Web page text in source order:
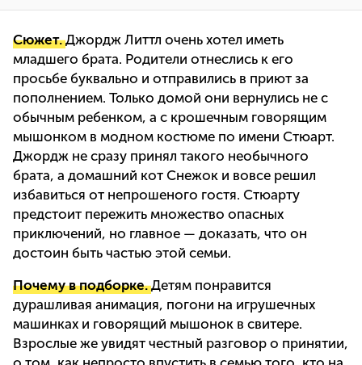
Сюжет.Джордж Литтл очень хотел иметь
младшего брата. Родители отнеслись к его
просьбе буквально и отправились в приют за
пополнением. Только домой они вернулись не с
обычным ребенком, а с крошечным говорящим
мышонком в модном костюме по имени Стюарт.
Джордж не сразу принял такого необычного
брата, а домашний кот Снежок и вовсе решил
избавиться от непрошеного гостя. Стюарту
предстоит пережить множество опасных
приключений, но главное — доказать, что он
достоин быть частью этой семьи.
Почему в подборке.Детям понравится
дурашливая анимация, погони на игрушечных
машинках и говорящий мышонок в свитере.
Взрослые же увидят честный разговор о принятии,